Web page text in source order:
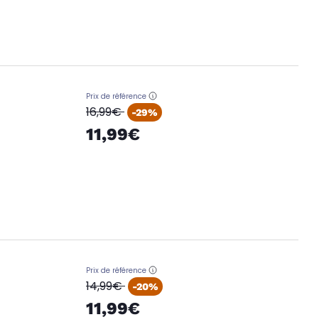
Prix de référence
oldPrice
16,99€ -29%
11,99€
Prix de référence
oldPrice
14,99€ -20%
11,99€